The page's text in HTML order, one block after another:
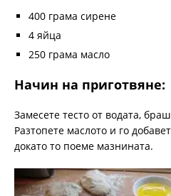
400 грама сирене
4 яйца
250 грама масло
Начин на приготвяне:
Замесете тесто от водата,
Разтопете маслото и го
докато то поеме мазнината.